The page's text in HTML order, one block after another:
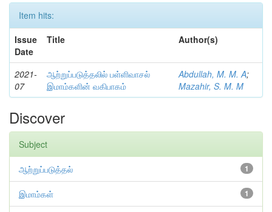
Item hits:
Issue
Date
Title Author(s)
2021-
07
ஆற்றுப்படுத்தலில் பள்ளிவாசல்
இமாம்களின் வகிபாகம்
Abdullah, M. M. A;
Mazahir, S. M. M
Discover
Subject
1
ஆற்றுப்படுத்தல்
1
இமாம்கள்